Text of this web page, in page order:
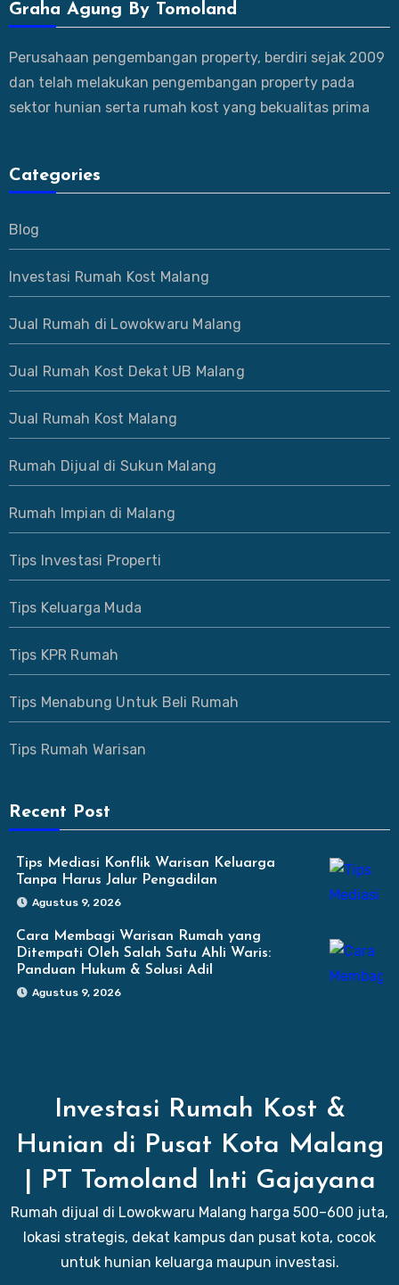
Graha Agung By Tomoland
Perusahaan pengembangan property, berdiri sejak 2009
dan telah melakukan pengembangan property pada
sektor hunian serta rumah kost yang bekualitas prima
Categories
Blog
Investasi Rumah Kost Malang
Jual Rumah di Lowokwaru Malang
Jual Rumah Kost Dekat UB Malang
Jual Rumah Kost Malang
Rumah Dijual di Sukun Malang
Rumah Impian di Malang
Tips Investasi Properti
Tips Keluarga Muda
Tips KPR Rumah
Tips Menabung Untuk Beli Rumah
Tips Rumah Warisan
Recent Post
Tips Mediasi Konflik Warisan Keluarga
Tanpa Harus Jalur Pengadilan
Agustus 9, 2026
Cara Membagi Warisan Rumah yang
Ditempati Oleh Salah Satu Ahli Waris:
Panduan Hukum & Solusi Adil
Agustus 9, 2026
Investasi Rumah Kost &
Hunian di Pusat Kota Malang
| PT Tomoland Inti Gajayana
Rumah dijual di Lowokwaru Malang harga 500–600 juta,
lokasi strategis, dekat kampus dan pusat kota, cocok
untuk hunian keluarga maupun investasi.